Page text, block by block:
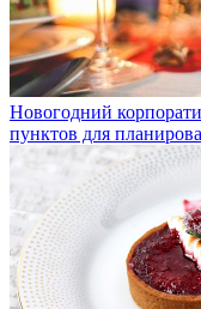
Новогодний
пунктов для